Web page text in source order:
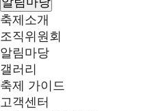
축제소개
조직위원회
알림마당
갤러리
축제 가이드
고객센터